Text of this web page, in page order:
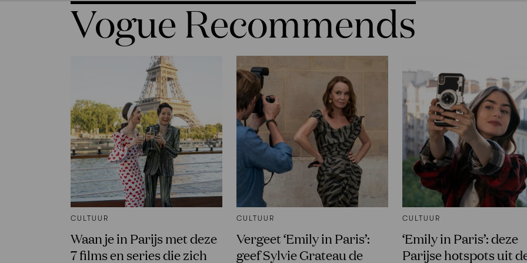
Vogue Recommends
CULTUUR
Waan je in Parijs met deze
7 films en series die zich
CULTUUR
Vergeet ‘Emily in Paris’:
geef Sylvie Grateau de
CULTUUR
‘Emily in Paris’: deze
Parijse hotspots uit